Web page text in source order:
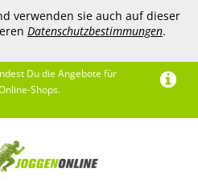
verwenden sie auch auf dieser
Datenschutzbestimmungen.
Du die Angebote für
Shops.